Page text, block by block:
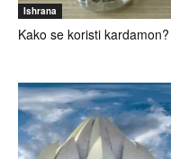
Ishrana
Kako se koristi kardamon?